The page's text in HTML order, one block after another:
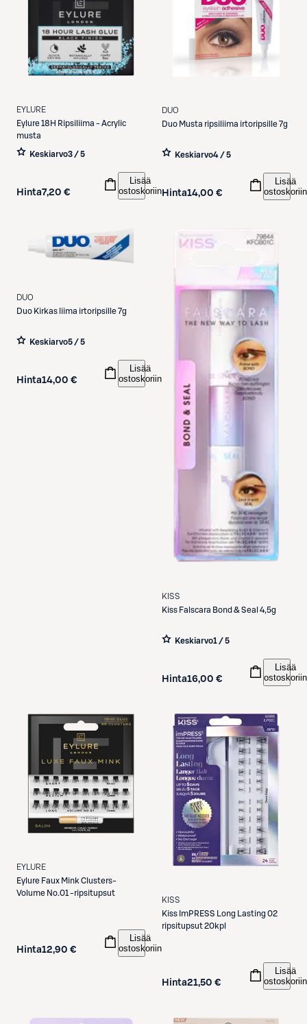
EYLURE
Eylure18H Ripsiliima - Acrylic
musta
Keskiarvo3 / 5
Hinta7,20 €
Lisää
ostoskoriin
DUO
Duo Musta ripsiliima irtoripsille 7g
Keskiarvo4 / 5
Hinta14,00 €
Lisää
ostoskoriin
DUO
Duo Kirkas liima irtoripsille 7g
Keskiarvo5 / 5
Hinta14,00 €
Lisää
ostoskoriin
KISS
Kiss Falscara Bond & Seal 4,5g
Keskiarvo1 / 5
Hinta16,00 €
Lisää
ostoskoriin
EYLURE
Eylure Faux Mink Clusters-
Volume No.01 -ripsitupsut
Hinta12,90 €
Lisää
ostoskoriin
KISS
Kiss ImPRESS Long Lasting 02
ripsitupsut 20kpl
Hinta21,50 €
Lisää
ostoskoriin